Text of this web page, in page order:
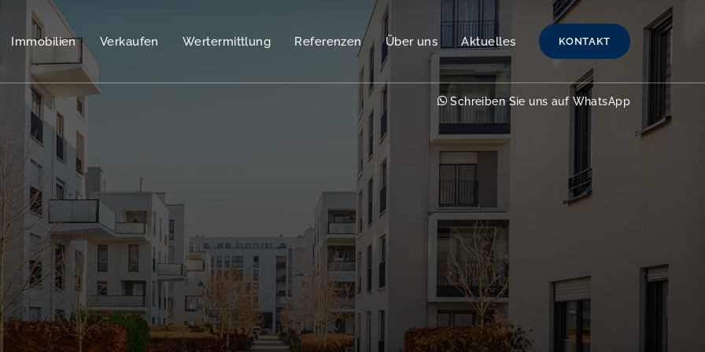
Immobilien Verkaufen Wertermittlung Referenzen Über uns Aktuelles KONTAKT
Schreiben Sie uns auf WhatsApp